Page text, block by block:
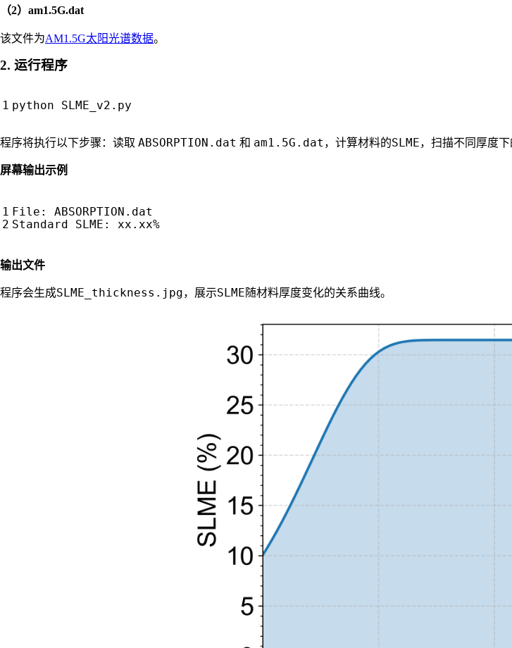
（2）am1.5G.dat
该文件为AM1.5G太阳光谱数据。
2. 运行程序
程序将执行以下步骤：读取 ABSORPTION.dat 和 am1.5G.dat ，计算材料的SLME，扫描不同厚度
屏幕输出示例
File: ABSORPTION.dat
输出文件
程序会生成SLME_thickness.jpg，展示SLME随材料厚度变化的关系曲线。